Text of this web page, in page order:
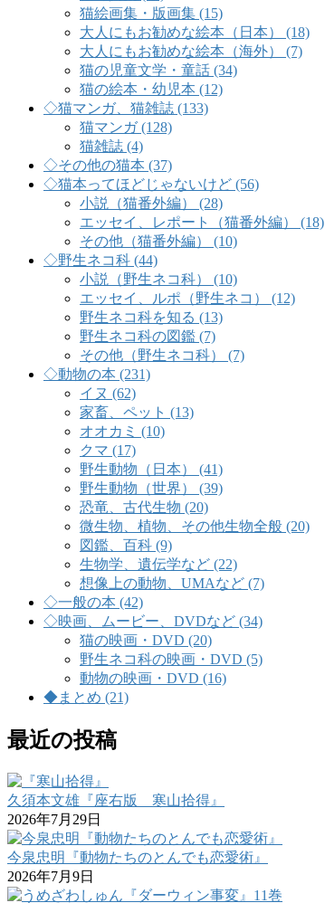
猫絵画集・版画集 (15)
大人にもお勧めな絵本（日本） (18)
大人にもお勧めな絵本（海外） (7)
猫の児童文学・童話 (34)
猫の絵本・幼児本 (12)
◇猫マンガ、猫雑誌 (133)
猫マンガ (128)
猫雑誌 (4)
◇その他の猫本 (37)
◇猫本ってほどじゃないけど (56)
小説（猫番外編） (28)
エッセイ、レポート（猫番外編） (18)
その他（猫番外編） (10)
◇野生ネコ科 (44)
小説（野生ネコ科） (10)
エッセイ、ルポ（野生ネコ） (12)
野生ネコ科を知る (13)
野生ネコ科の図鑑 (7)
その他（野生ネコ科） (7)
◇動物の本 (231)
イヌ (62)
家畜、ペット (13)
オオカミ (10)
クマ (17)
野生動物（日本） (41)
野生動物（世界） (39)
恐竜、古代生物 (20)
微生物、植物、その他生物全般 (20)
図鑑、百科 (9)
生物学、遺伝学など (22)
想像上の動物、UMAなど (7)
◇一般の本 (42)
◇映画、ムービー、DVDなど (34)
猫の映画・DVD (20)
野生ネコ科の映画・DVD (5)
動物の映画・DVD (16)
◆まとめ (21)
最近の投稿
久須本文雄『座右版 寒山拾得』
2026年7月29日
今泉忠明『動物たちのとんでも恋愛術』
2026年7月9日